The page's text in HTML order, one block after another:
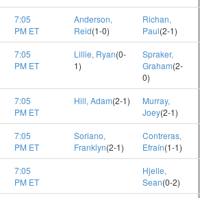
7:05
PM ET
Anderson,
Reid(1-0)
Richan,
Paul(2-1)
7:05
PM ET
Lillie, Ryan(0-
1)
Spraker,
Graham(2-
0)
7:05
PM ET
Hill, Adam(2-1)
Murray,
Joey(2-1)
7:05
PM ET
Soriano,
Franklyn(2-1)
Contreras,
Efraín(1-1)
7:05
PM ET
Hjelle,
Sean(0-2)